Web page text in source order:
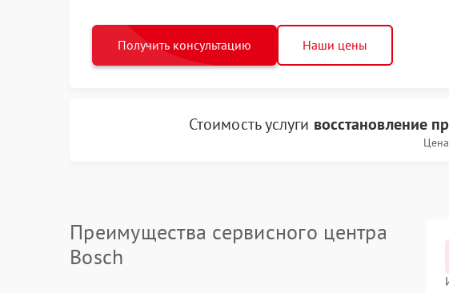
Получить консультацию Наши цены
Стоимость услуги восстановление
Преимущества сервисного центра
Bosch